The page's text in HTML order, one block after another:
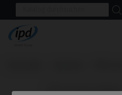
                      PSD Locator Prothese